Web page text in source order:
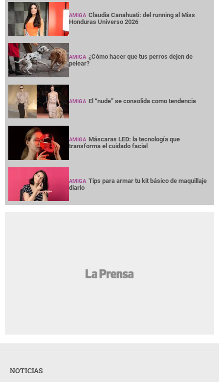
AMIGA Claudia Canahuati: del running al Miss
Honduras Universo 2026
AMIGA ¿Cómo hacer que tus perros dejen de
pelear?
AMIGA El “nude” se consolida como tendencia
AMIGA Máscaras LED: la tecnología que
transforma el cuidado facial
AMIGA Tips para armar tu kit básico de maquillaje
diario
NOTICIAS